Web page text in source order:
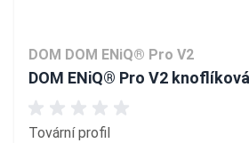
DOM DOM ENiQ® Pro V2
DOM ENiQ® Pro V2
Tovární profil